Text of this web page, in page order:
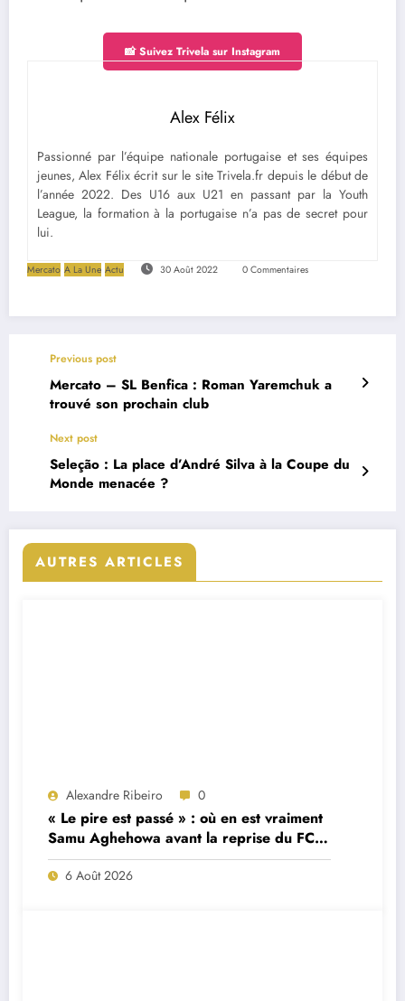
📸 Suivez Trivela sur Instagram
Alex Félix
Passionné par l’équipe nationale portugaise et ses équipes
jeunes, Alex Félix écrit sur le site Trivela.fr depuis le début de
l’année 2022. Des U16 aux U21 en passant par la Youth
League, la formation à la portugaise n’a pas de secret pour
lui.
Mercato A La Une Actu 30 Août 2022 0 Commentaires
Previous post
Mercato – SL Benfica : Roman Yaremchuk a
trouvé son prochain club
Next post
Seleção : La place d’André Silva à la Coupe du
Monde menacée ?
AUTRES ARTICLES
Alexandre Ribeiro 0
« Le pire est passé » : où en est vraiment
Samu Aghehowa avant la reprise du FC
Porto ?
6 Août 2026